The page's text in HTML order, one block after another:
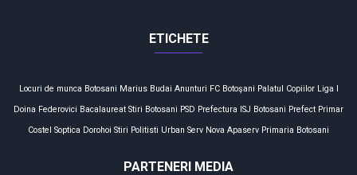
ETICHETE
Locuri de munca Botosani Marius Budai Anunturi FC Botoşani Palatul Copiilor Liga I
Doina Federovici Bacalaureat Stiri Botosani PSD Prefectura ISJ Botosani Prefect Primar
Costel Soptica Dorohoi Stiri Politisti Urban Serv Nova Apaserv Primaria Botosani
PARTENERI MEDIA